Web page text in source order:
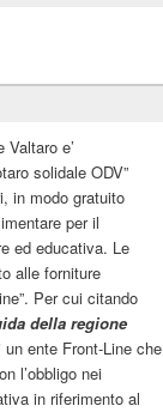
Valtaro e’
solidale ODV”
in modo gratuito
per il
ed educativa. Le
alle forniture
Per cui citando
della regione
ente Front-Line che
l’obbligo nei
in riferimento al